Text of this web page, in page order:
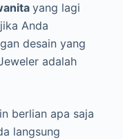
yang lagi
Anda
desain yang
adalah
berlian apa saja
langsung